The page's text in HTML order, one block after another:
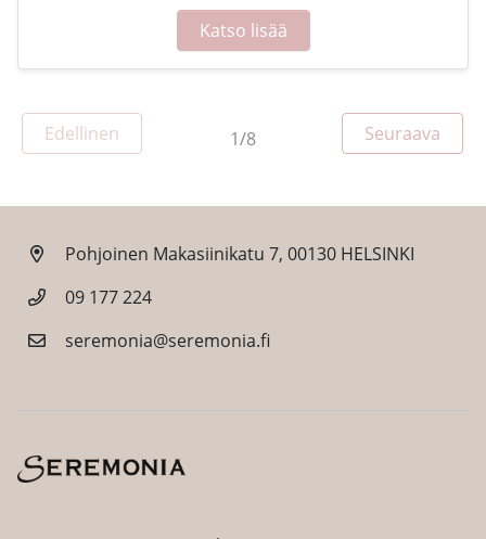
Katso lisää
Edellinen
Sivu
1/8 Seuraava
Pohjoinen Makasiinikatu 7, 00130 HELSINKI
09 177 224
seremonia@seremonia.fi